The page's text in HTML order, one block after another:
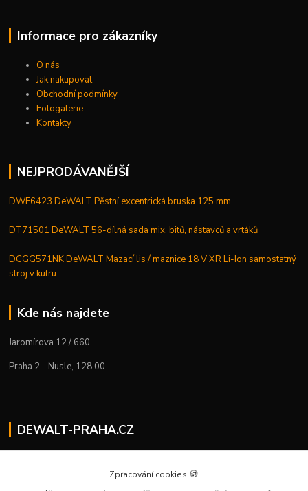
Informace pro zákazníky
O nás
Jak nakupovat
Obchodní podmínky
Fotogalerie
Kontakty
NEJPRODÁVANĚJŠÍ
DWE6423 DeWALT Pěstní excentrická bruska 125 mm
DT71501 DeWALT 56-dílná sada mix, bitů, nástavců a vrtáků
DCGG571NK DeWALT Mazací lis / maznice 18 V XR Li-Ion samostatný
stroj v kufru
Kde nás najdete
Jaromírova 12 / 660
Praha 2 - Nusle, 128 00
DEWALT-PRAHA.CZ
+420 224 936 535
Zpracování cookies 🍪